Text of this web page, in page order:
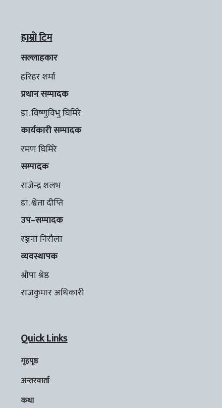
हाम्रो टिम
सल्लाहकार
हरिहर शर्मा
प्रधान सम्पादक
डा. विष्णुविभु घिमिरे
कार्यकारी सम्पादक
रमण घिमिरे
सम्पादक
राजेन्द्र शलभ
डा. श्वेता दीप्ति
उप–सम्पादक
रञ्जना निरौला
व्यवस्थापक
श्रीपा श्रेष्ठ
राजकुमार अधिकारी
Quick Links
गृहपृष्ठ
अन्तरवार्ता
कथा